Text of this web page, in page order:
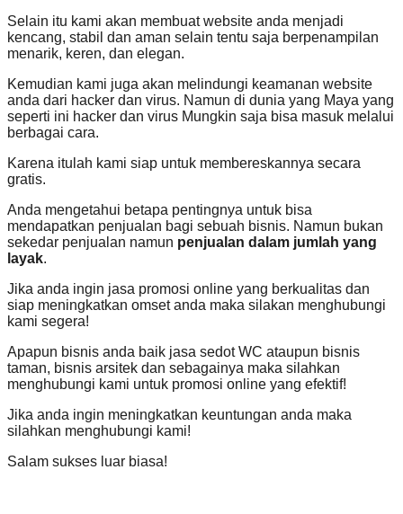
Selain itu kami akan membuat website anda menjadi
kencang, stabil dan aman selain tentu saja berpenampilan
menarik, keren, dan elegan.
Kemudian kami juga akan melindungi keamanan website
anda dari hacker dan virus. Namun di dunia yang Maya yang
seperti ini hacker dan virus Mungkin saja bisa masuk melalui
berbagai cara.
Karena itulah kami siap untuk membereskannya secara
gratis.
Anda mengetahui betapa pentingnya untuk bisa
mendapatkan penjualan bagi sebuah bisnis. Namun bukan
sekedar penjualan namun penjualan dalam jumlah yang
layak.
Jika anda ingin jasa promosi online yang berkualitas dan
siap meningkatkan omset anda maka silakan menghubungi
kami segera!
Apapun bisnis anda baik jasa sedot WC ataupun bisnis
taman, bisnis arsitek dan sebagainya maka silahkan
menghubungi kami untuk promosi online yang efektif!
Jika anda ingin meningkatkan keuntungan anda maka
silahkan menghubungi kami!
Salam sukses luar biasa!